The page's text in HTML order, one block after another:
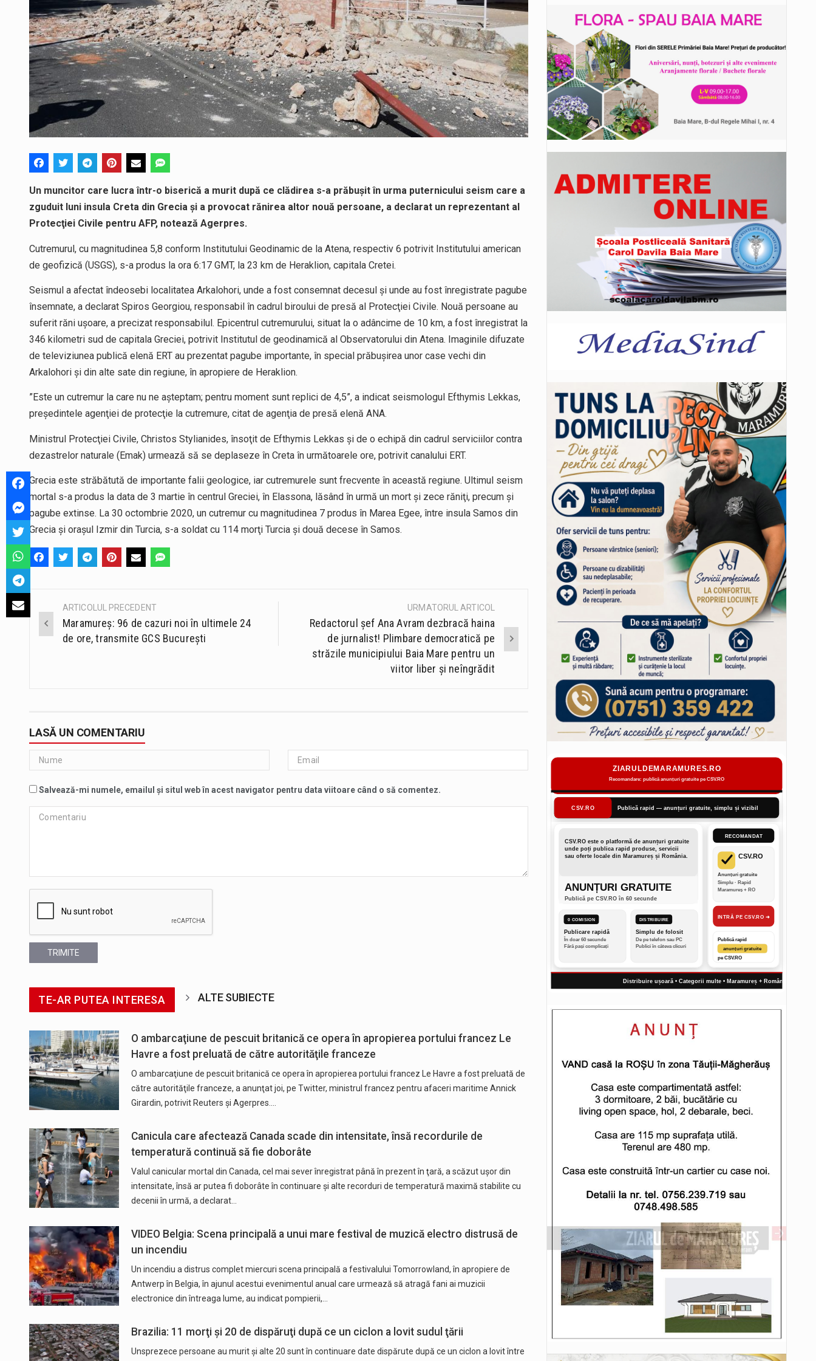
Un muncitor care lucra într-o biserică a murit după ce clădirea s-a prăbuşit în urma puternicului seism care a
zguduit luni insula Creta din Grecia şi a provocat rănirea altor nouă persoane, a declarat un reprezentant al
Protecţiei Civile pentru AFP, notează Agerpres.
Cutremurul, cu magnitudinea 5,8 conform Institutului Geodinamic de la Atena, respectiv 6 potrivit Institutului american
de geofizică (USGS), s-a produs la ora 6:17 GMT, la 23 km de Heraklion, capitala Cretei.
Seismul a afectat îndeosebi localitatea Arkalohori, unde a fost consemnat decesul şi unde au fost înregistrate pagube
însemnate, a declarat Spiros Georgiou, responsabil în cadrul biroului de presă al Protecţiei Civile. Nouă persoane au
suferit răni uşoare, a precizat responsabilul. Epicentrul cutremurului, situat la o adâncime de 10 km, a fost înregistrat la
346 kilometri sud de capitala Greciei, potrivit Institutul de geodinamică al Observatorului din Atena. Imaginile difuzate
de televiziunea publică elenă ERT au prezentat pagube importante, în special prăbuşirea unor case vechi din
Arkalohori şi din alte sate din regiune, în apropiere de Heraklion.
”Este un cutremur la care nu ne aşteptam; pentru moment sunt replici de 4,5”, a indicat seismologul Efthymis Lekkas,
preşedintele agenţiei de protecţie la cutremure, citat de agenţia de presă elenă ANA.
Ministrul Protecţiei Civile, Christos Stylianides, însoţit de Efthymis Lekkas şi de o echipă din cadrul serviciilor contra
dezastrelor naturale (Emak) urmează să se deplaseze în Creta în următoarele ore, potrivit canalului ERT.
Grecia este străbătută de importante falii geologice, iar cutremurele sunt frecvente în această regiune. Ultimul seism
mortal s-a produs la data de 3 martie în centrul Greciei, în Elassona, lăsând în urmă un mort şi zece răniţi, precum şi
pagube extinse. La 30 octombrie 2020, un cutremur cu magnitudinea 7 produs în Marea Egee, între insula Samos din
Grecia şi oraşul Izmir din Turcia, s-a soldat cu 114 morţi Turcia şi două decese în Samos.
Post
navigation
ARTICOLUL PRECEDENT
Maramureș: 96 de cazuri noi în ultimele 24
de ore, transmite GCS București
URMATORUL ARTICOL
Redactorul șef Ana Avram dezbracă haina
de jurnalist! Plimbare democratică pe
străzile municipiului Baia Mare pentru un
viitor liber și neîngrădit
LASĂ UN COMENTARIU
Salvează-mi numele, emailul și situl web în acest navigator pentru data viitoare când o să comentez.
TRIMITE
TE-AR PUTEA INTERESA ALTE SUBIECTE
O ambarcaţiune de pescuit britanică ce opera în apropierea portului francez Le
Havre a fost preluată de către autorităţile franceze
O ambarcaţiune de pescuit britanică ce opera în apropierea portului francez Le Havre a fost preluată de
către autorităţile franceze, a anunţat joi, pe Twitter, ministrul francez pentru afaceri maritime Annick
Girardin, potrivit Reuters și Agerpres.…
Canicula care afectează Canada scade din intensitate, însă recordurile de
temperatură continuă să fie doborâte
Valul canicular mortal din Canada, cel mai sever înregistrat până în prezent în ţară, a scăzut uşor din
intensitate, însă ar putea fi doborâte în continuare şi alte recorduri de temperatură maximă stabilite cu
decenii în urmă, a declarat…
VIDEO Belgia: Scena principală a unui mare festival de muzică electro distrusă de
un incendiu
Un incendiu a distrus complet miercuri scena principală a festivalului Tomorrowland, în apropiere de
Antwerp în Belgia, în ajunul acestui evenimentul anual care urmează să atragă fani ai muzicii
electronice din întreaga lume, au indicat pompierii,…
Brazilia: 11 morţi şi 20 de dispăruţi după ce un ciclon a lovit sudul ţării
Unsprezece persoane au murit şi alte 20 sunt în continuare date dispărute după ce un ciclon a lovit între